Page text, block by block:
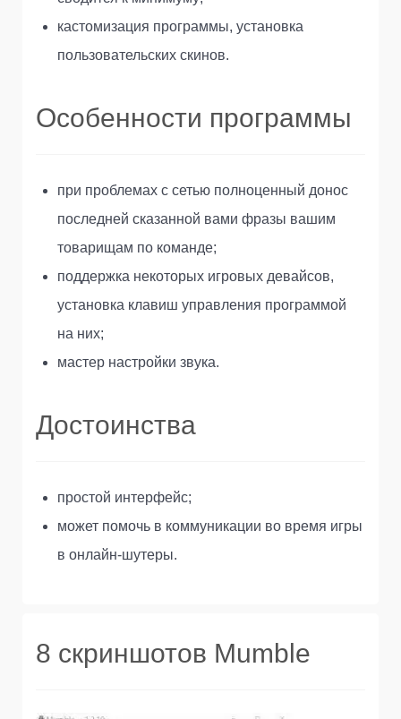
кастомизация программы, установка
пользовательских скинов.
Особенности программы
при проблемах с сетью полноценный донос
последней сказанной вами фразы вашим
товарищам по команде;
поддержка некоторых игровых девайсов,
установка клавиш управления программой
на них;
мастер настройки звука.
Достоинства
простой интерфейс;
может помочь в коммуникации во время игры
в онлайн-шутеры.
8 скриншотов Mumble